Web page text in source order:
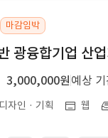
마감임박
광융합기업 산
3,000,000원 예상 기
자인 · 기획 웹